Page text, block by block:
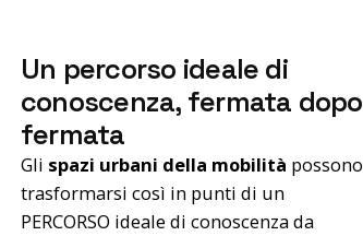
Un percorso ideale di
conoscenza, fermata dopo
fermata
Gli spazi urbani della mobilità possono
trasformarsi così in punti di un
PERCORSO ideale di conoscenza da